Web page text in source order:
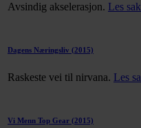
Avsindig akselerasjon. Les
Dagens Næringsliv (2015)
Raskeste vei til nirvana. Les
Vi Menn Top Gear (2015)